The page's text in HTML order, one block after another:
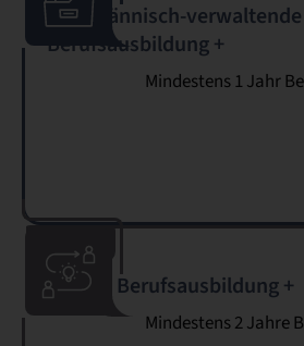
Kaufmännisch-verwaltende
Berufsausbildung +
Mindestens 1 Jahr
Andere Berufsausbildung +
Mindestens 2 Jahre